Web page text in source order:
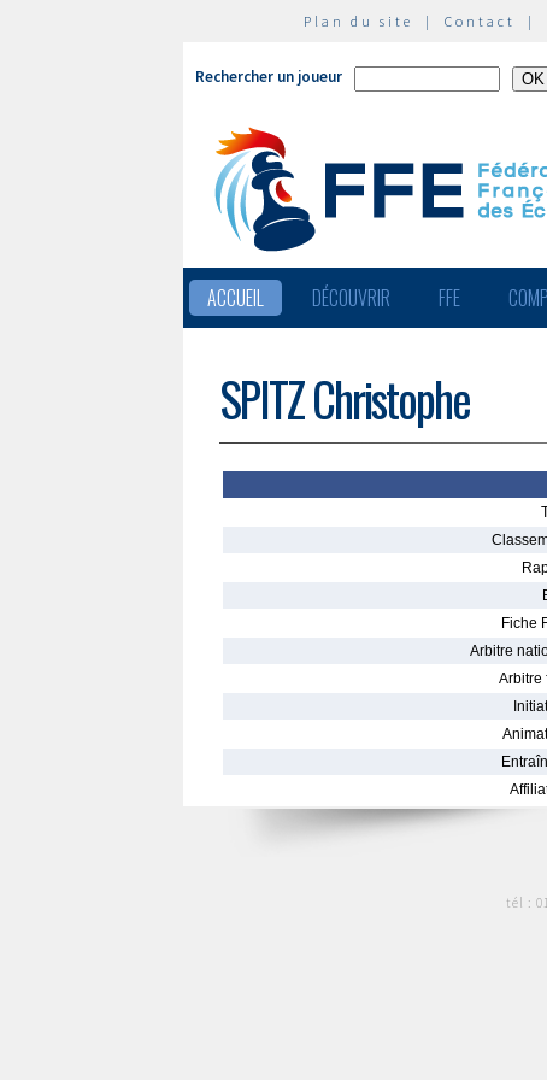
Plan du site | Contact |
Rechercher un joueur
ACCUEIL DÉCOUVRIR FFE
SPITZ Christophe
Fiche
Arbitre
Arbitre
tél :